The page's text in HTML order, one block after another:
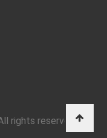
rights reserved.